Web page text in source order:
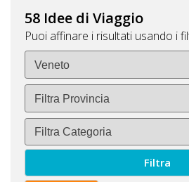
con
Noi
Inserisci
Attività
Accedi
58 Idee di Viaggio
Puoi affinare i risultati usando i
Filtra